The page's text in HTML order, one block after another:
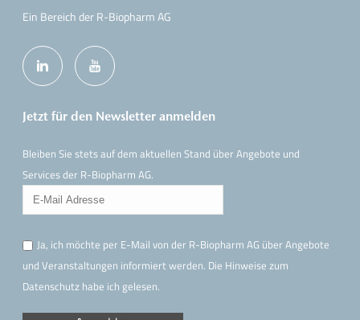
Ein Bereich der R-Biopharm AG
Jetzt für den Newsletter anmelden
Bleiben Sie stets auf dem aktuellen Stand über Angebote und
Services der R-Biopharm AG.
Ja, ich möchte per E-Mail von der R-Biopharm AG über Angebote
und Veranstaltungen informiert werden. Die Hinweisezum
Datenschutz habe ich gelesen.